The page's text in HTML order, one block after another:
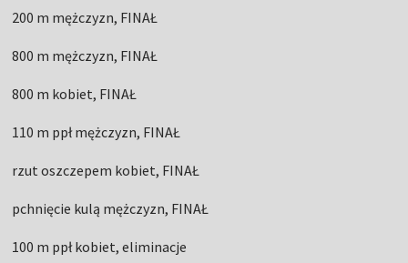
200 m mężczyzn, FINAŁ
800 m mężczyzn, FINAŁ
800 m kobiet, FINAŁ
110 m ppł mężczyzn, FINAŁ
rzut oszczepem kobiet, FINAŁ
pchnięcie kulą mężczyzn, FINAŁ
100 m ppł kobiet, eliminacje